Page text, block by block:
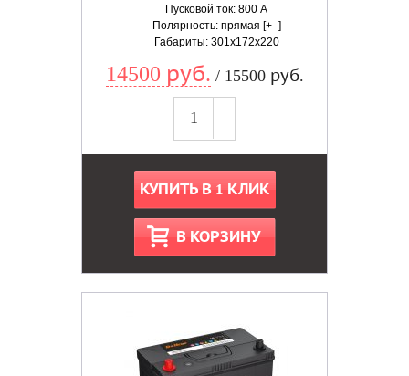
Пусковой ток: 800 А
Полярность: прямая [+ -]
Габариты: 301x172x220
14500 руб. / 15500 руб.
КУПИТЬ В 1 КЛИК
В КОРЗИНУ